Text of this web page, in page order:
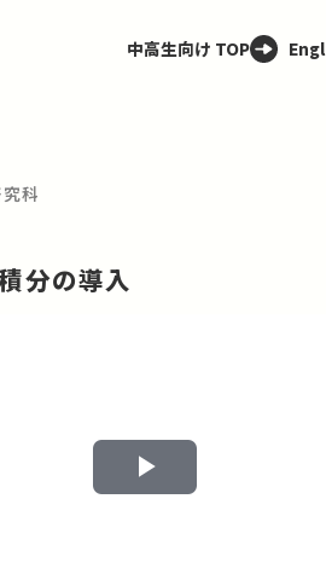
中高生向け TOP
科
分の導入
Play